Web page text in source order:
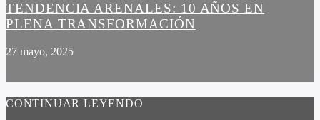
TENDENCIA ARENALES: 10 AÑOS EN
PLENA TRANSFORMACIÓN
27 mayo, 2025
CONTINUAR LEYENDO